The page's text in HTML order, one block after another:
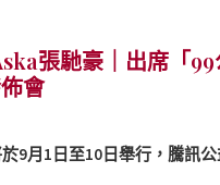
張馳豪｜出席「
會
9月1日至10日舉行，騰訊